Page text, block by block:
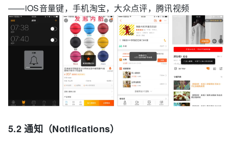
——iOS音量键，手机淘宝，大众点评，腾讯视频
5.2 通知（Notifications）